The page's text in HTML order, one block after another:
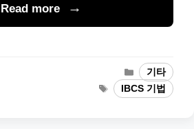
Read more
Categories
기타
TagsIBCS 기법